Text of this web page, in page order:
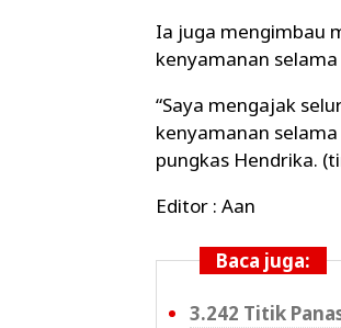
Ia juga mengimbau
kenyamanan
“Saya mengajak
kenyamanan
pungkas Hendrika.
Editor : Aan
Baca juga:
3.242 Titik